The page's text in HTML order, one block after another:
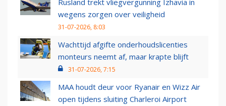
Rusland trekt vliegvergunning Izhavia in
wegens zorgen over veiligheid
31-07-2026, 8:03
Wachttijd afgifte onderhoudslicenties
monteurs neemt af, maar krapte blijft
31-07-2026, 7:15
MAA houdt deur voor Ryanair en Wizz Air
open tijdens sluiting Charleroi Airport